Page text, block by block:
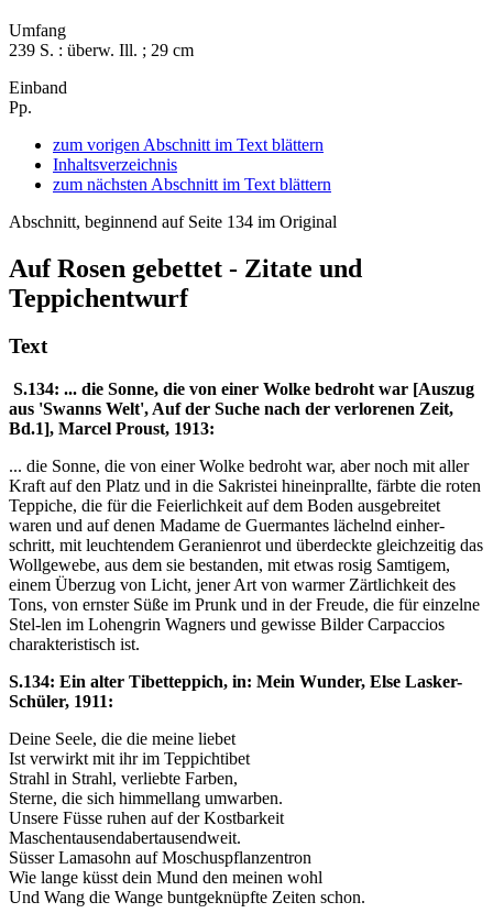
Umfang
239 S. : überw. Ill. ; 29 cm
Einband
Pp.
zum vorigen Abschnitt im Text blättern
Inhaltsverzeichnis
zum nächsten Abschnitt im Text blättern
Abschnitt, beginnend auf Seite 134 im Original
Auf Rosen gebettet - Zitate und
Teppichentwurf
Text
S.134: ... die Sonne, die von einer Wolke bedroht war [Auszug
aus 'Swanns Welt', Auf der Suche nach der verlorenen Zeit,
Bd.1], Marcel Proust, 1913:
... die Sonne, die von einer Wolke bedroht war, aber noch mit aller
Kraft auf den Platz und in die Sakristei hineinprallte, färbte die roten
Teppiche, die für die Feierlichkeit auf dem Boden ausgebreitet
waren und auf denen Madame de Guermantes lächelnd einher-
schritt, mit leuchtendem Geranienrot und überdeckte gleichzeitig das
Wollgewebe, aus dem sie bestanden, mit etwas rosig Samtigem,
einem Überzug von Licht, jener Art von warmer Zärtlichkeit des
Tons, von ernster Süße im Prunk und in der Freude, die für einzelne
Stel-len im Lohengrin Wagners und gewisse Bilder Carpaccios
charakteristisch ist.
S.134: Ein alter Tibetteppich, in: Mein Wunder, Else Lasker-
Schüler, 1911:
Deine Seele, die die meine liebet
Ist verwirkt mit ihr im Teppichtibet
Strahl in Strahl, verliebte Farben,
Sterne, die sich himmellang umwarben.
Unsere Füsse ruhen auf der Kostbarkeit
Maschentausendabertausendweit.
Süsser Lamasohn auf Moschuspflanzentron
Wie lange küsst dein Mund den meinen wohl
Und Wang die Wange buntgeknüpfte Zeiten schon.